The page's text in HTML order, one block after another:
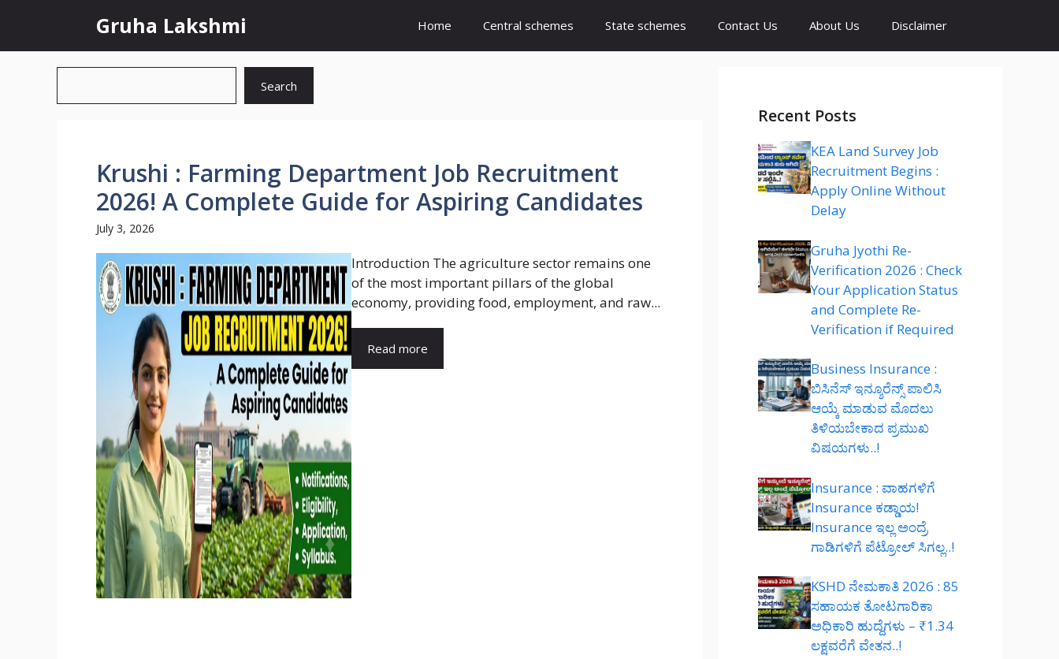
content
Gruha Lakshmi Home Central schemes State schemes Contact Us About Us Disclaimer
Search
Krushi : Farming Department Job Recruitment
2026! A Complete Guide for Aspiring Candidates
July 3, 2026
Introduction The agriculture sector remains one
of the most important pillars of the global
economy, providing food, employment, and raw...
Read more
Recent Posts
KEA Land Survey Job
Recruitment Begins :
Apply Online Without
Delay
Gruha Jyothi Re-
Verification 2026 : Check
Your Application Status
and Complete Re-
Verification if Required
Business Insurance :
ಬಿಸಿನೆಸ್ ಇನ್ಶೂರೆನ್ಸ್ ಪಾಲಿಸಿ
ಆಯ್ಕೆ ಮಾಡುವ ಮೊದಲು
ತಿಳಿಯಬೇಕಾದ ಪ್ರಮುಖ
ವಿಷಯಗಳು..!
Insurance : ವಾಹಗಳಿಗೆ
Insurance ಕಡ್ಡಾಯ!
Insurance ಇಲ್ಲ ಅಂದ್ರೆ
ಗಾಡಿಗಳಿಗೆ ಪೆಟ್ರೋಲ್ ಸಿಗಲ್ಲ..!
KSHD ನೇಮಕಾತಿ 2026 : 85
ಸಹಾಯಕ ತೋಟಗಾರಿಕಾ
ಅಧಿಕಾರಿ ಹುದ್ದೆಗಳು – ₹1.34
ಲಕ್ಷವರೆಗೆ ವೇತನ..!